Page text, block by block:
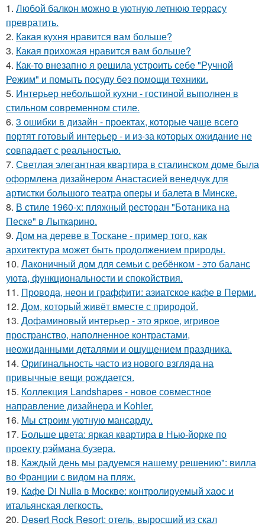
1. Любой балкон можно в уютную летнюю террасу
превратить.
2. Какая кухня нравится вам больше?
3. Какая прихожая нравится вам больше?
4. Как-то внезапно я решила устроить себе "Ручной
Режим" и помыть посуду без помощи техники.
5. Интерьер небольшой кухни - гостиной выполнен в
стильном современном стиле.
6. 3 ошибки в дизайн - проектах, которые чаще всего
портят готовый интерьер - и из-за которых ожидание не
совпадает с реальностью.
7. Светлая элегантная квартира в сталинском доме была
оформлена дизайнером Анастасией венедчук для
артистки большого театра оперы и балета в Минске.
8. В стиле 1960-х: пляжный ресторан "Ботаника на
Песке" в Лыткарино.
9. Дом на дереве в Тоскане - пример того, как
архитектура может быть продолжением природы.
10. Лаконичный дом для семьи с ребёнком - это баланс
уюта, функциональности и спокойствия.
11. Провода, неон и граффити: азиатское кафе в Перми.
12. Дом, который живёт вместе с природой.
13. Дофаминовый интерьер - это яркое, игривое
пространство, наполненное контрастами,
неожиданными деталями и ощущением праздника.
14. Оригинальность часто из нового взгляда на
привычные вещи рождается.
15. Коллекция Landshapes - новое совместное
направление дизайнера и Kohler.
16. Мы строим уютную мансарду.
17. Больше цвета: яркая квартира в Нью-йорке по
проекту рэймана бузера.
18. Каждый день мы радуемся нашему решению": вилла
во Франции с видом на пляж.
19. Кафе Di Nulla в Москве: контролируемый хаос и
итальянская легкость.
20. Desert Rock Resort: отель, выросший из скал